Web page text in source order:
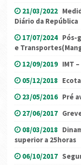
21/03/2022
Diário da República
17/07/2024 Pós-
e
12/09/2019 IMT
05/12/2018
23/05/2016 Pré
27/06/2017
08/03/2018
superior a 25horas
06/10/2017